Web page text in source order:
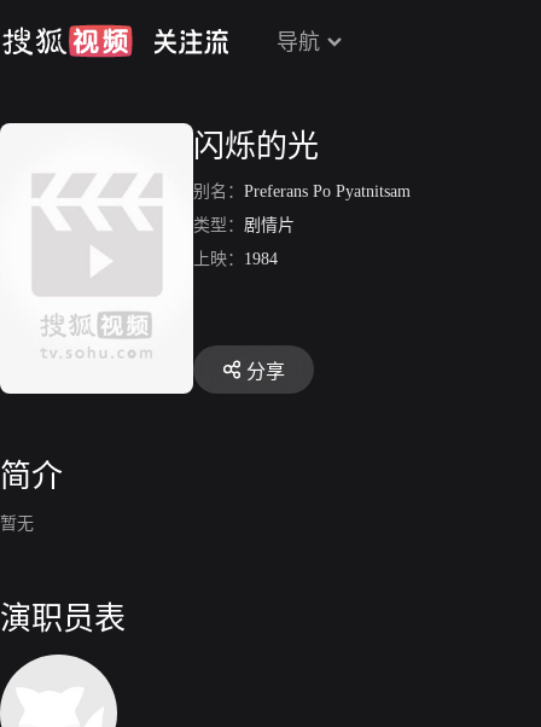
导航
闪烁的光
别名： Preferans Po Pyatnitsam
类型： 剧情片
上映： 1984
分享
简介
暂无
演职员表